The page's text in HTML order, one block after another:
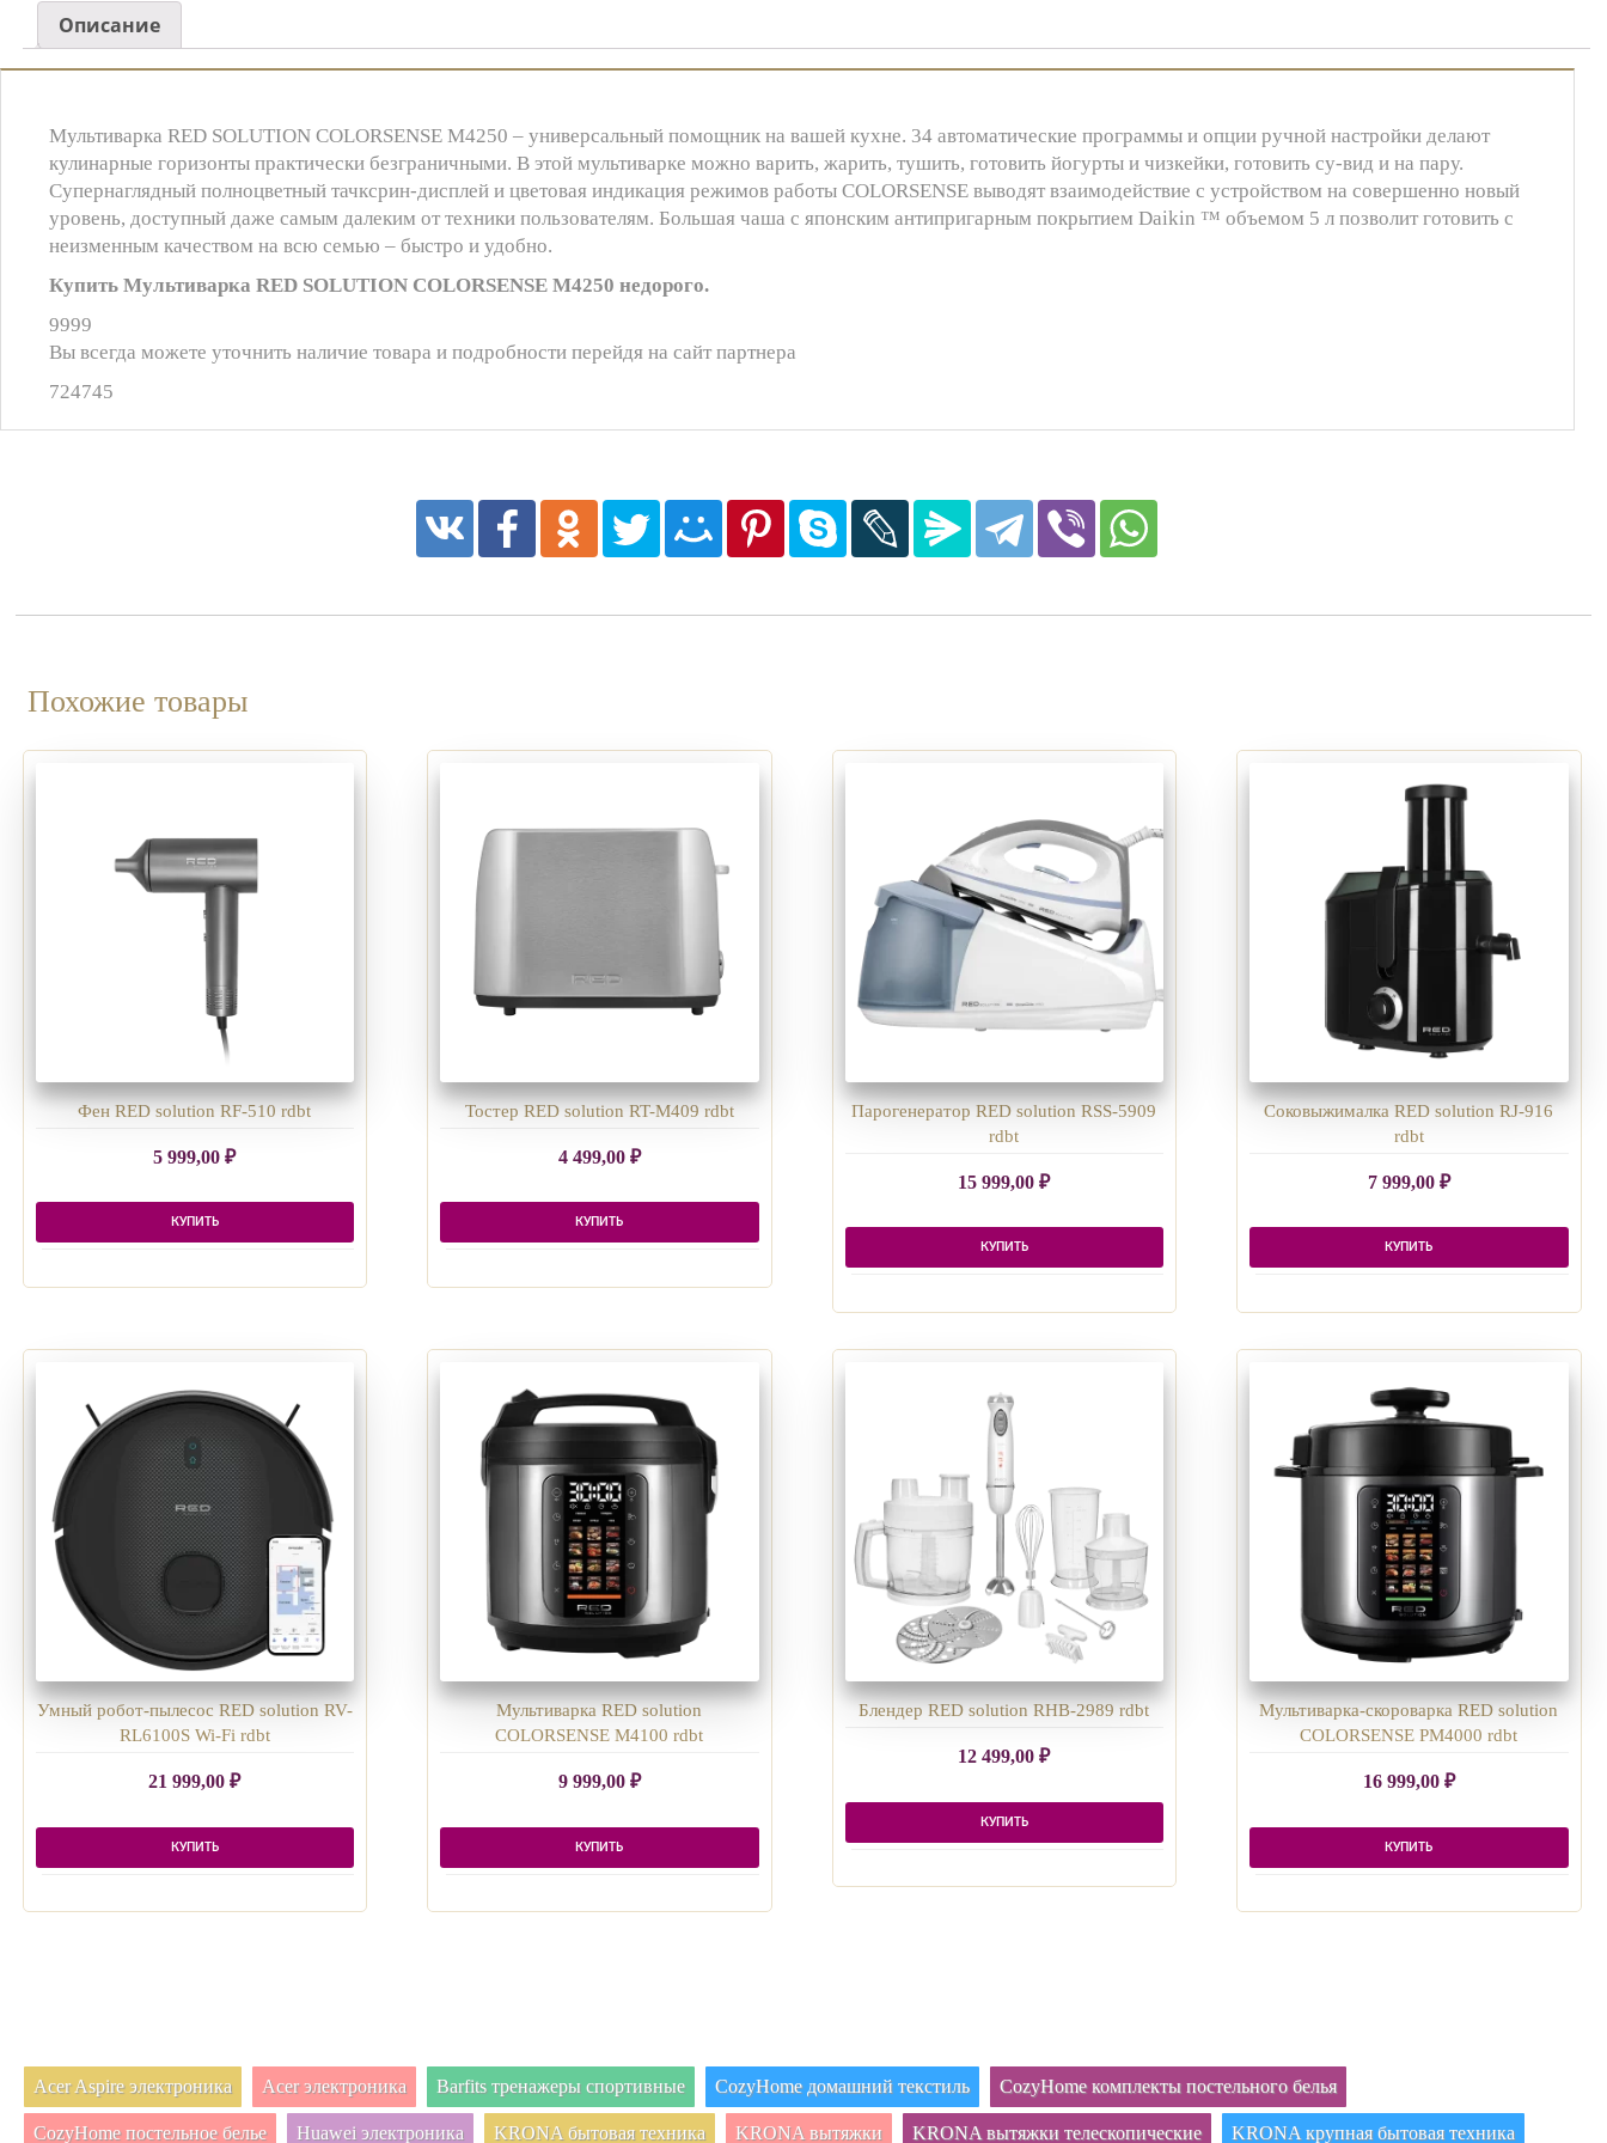
Описание
Мультиварка RED SOLUTION COLORSENSE M4250 – универсальный помощник на вашей кухне. 34 автоматические программы и опции ручной настройки делают
кулинарные горизонты практически безграничными. В этой мультиварке можно варить, жарить, тушить, готовить йогурты и чизкейки, готовить су-вид и на пару.
Супернаглядный полноцветный тачксрин-дисплей и цветовая индикация режимов работы COLORSENSE выводят взаимодействие с устройством на совершенно новый
уровень, доступный даже самым далеким от техники пользователям. Большая чаша с японским антипригарным покрытием Daikin ™ объемом 5 л позволит готовить с
неизменным качеством на всю семью – быстро и удобно.
Купить Мультиварка RED SOLUTION COLORSENSE M4250 недорого.
9999
Вы всегда можете уточнить наличие товара и подробности перейдя на сайт партнера
724745
Похожие товары
Фен RED solution RF-510 rdbt
5 999,00₽
КУПИТЬ
Тостер RED solution RT-M409 rdbt
4 499,00 ₽
КУПИТЬ
Парогенератор RED solution RSS-5909
rdbt
15 999,00₽
КУПИТЬ
Соковыжималка RED solution RJ-916
rdbt
7 999,00 ₽
КУПИТЬ
Умный робот-пылесос RED solution RV-
RL6100S Wi-Fi rdbt
21 999,00₽
КУПИТЬ
Мультиварка RED solution
COLORSENSE M4100 rdbt
9 999,00 ₽
КУПИТЬ
Блендер RED solution RHB-2989 rdbt
12 499,00₽
КУПИТЬ
Мультиварка-скороварка RED solution
COLORSENSE PM4000 rdbt
16 999,00 ₽
КУПИТЬ
Acer Aspire электроника Acer электроника Barfits тренажеры спортивные CozyHome домашний текстиль CozyHome комплекты постельного белья
CozyHome постельное белье Huawei электроника KRONA бытовая техника KRONA вытяжки KRONA вытяжки телескопические KRONA крупная бытовая техника